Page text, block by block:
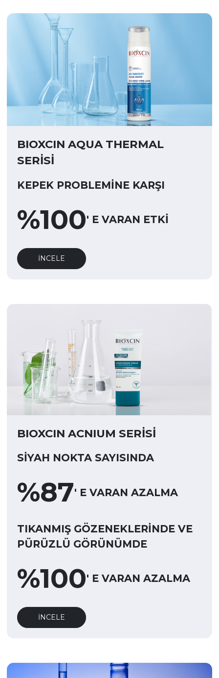
BIOXCIN AQUA THERMAL
SERİSİ
KEPEK PROBLEMİNE KARŞI
%100' E VARAN ETKİ
İNCELE
BIOXCIN ACNIUM SERİSİ
SİYAH NOKTA SAYISINDA
%87' E VARAN AZALMA
TIKANMIŞ GÖZENEKLERİNDE VE
PÜRÜZLÜ GÖRÜNÜMDE
%100' E VARAN AZALMA
İNCELE